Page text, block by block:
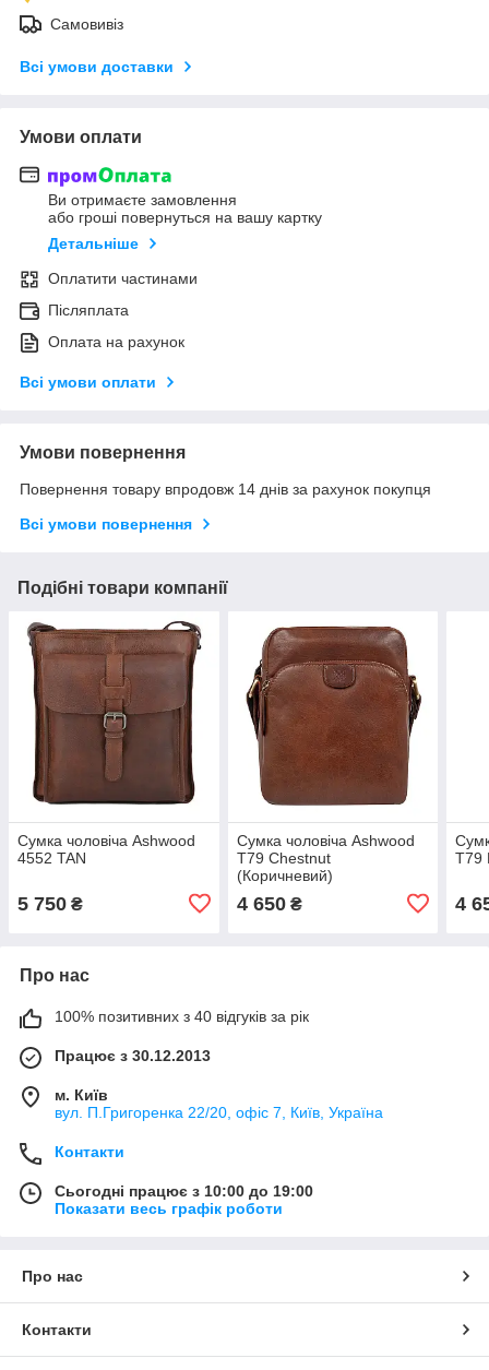
Самовивіз
Всі умови доставки
Умови оплати
Ви отримаєте замовлення
або гроші повернуться на вашу картку
Детальніше
Оплатити частинами
Післяплата
Оплата на рахунок
Всі умови оплати
Умови повернення
Повернення товару впродовж 14 днів за рахунок покупця
Всі умови повернення
Подібні товари компанії
Сумка чоловіча Ashwood
4552 TAN
5 750 ₴
Сумка чоловіча Ashwood
T79 Chestnut
(Коричневий)
4 650₴
T79
4
Про нас
100% позитивних з 40 відгуків за рік
Працює з 30.12.2013
м. Київ
вул. П.Григоренка 22/20, офіс 7, Київ, Україна
Контакти
Сьогодні працює з 10:00 до 19:00
Показати весь графік роботи
Про нас
Контакти